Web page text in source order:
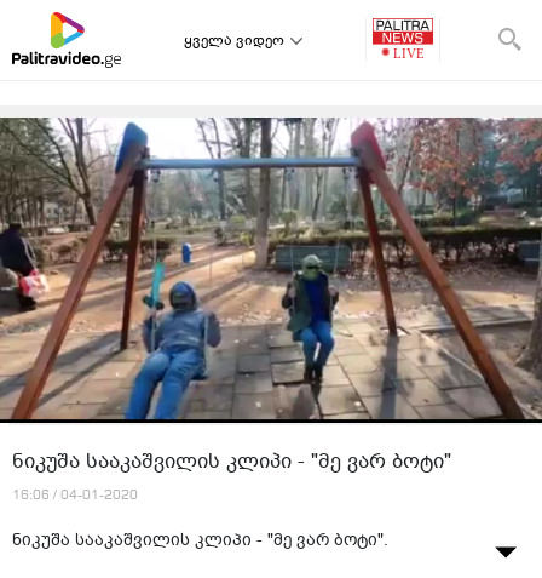
ყველა ვიდეო
ნიკუშა სააკაშვილის კლიპი - "მე ვარ ბოტი"
16:06 / 04-01-2020
ნიკუშა სააკაშვილის კლიპი - "მე ვარ ბოტი".